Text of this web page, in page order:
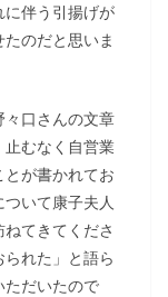
に伴う引揚げが
のだと思いま
口さんの文章
止むなく自営業
が書かれてお
いて康子夫人
てきてくださ
れた」と語ら
ただいたので